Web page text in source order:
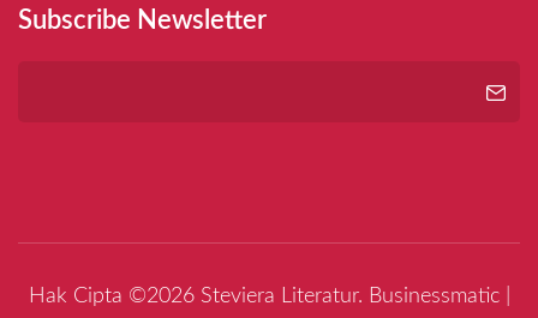
Subscribe Newsletter
Hak Cipta ©2026 Steviera Literatur. Businessmatic |